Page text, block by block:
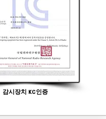
감시장치 KC인증